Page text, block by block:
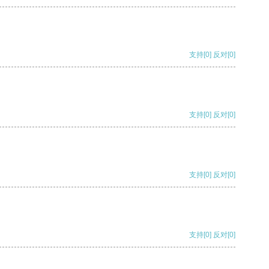
支持[0] 反对[0]
支持[0] 反对[0]
支持[0] 反对[0]
支持[0] 反对[0]